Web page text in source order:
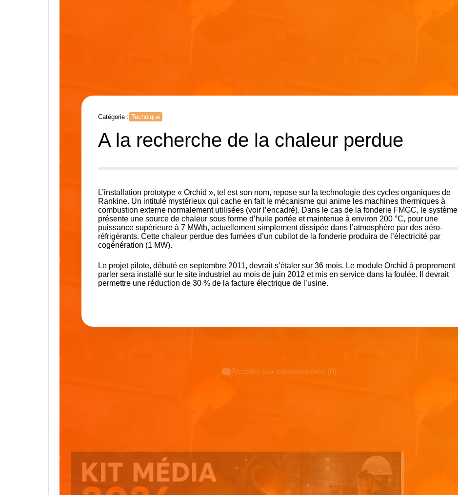
Catégorie : Technique
A la recherche de la chaleur perdue
L’installation prototype « Orchid », tel est son nom, repose sur la technologie des cycles organiques de
Rankine. Un intitulé mystérieux qui cache en fait le mécanisme qui anime les machines thermiques à
combustion externe normalement utilisées (voir l’encadré). Dans le cas de la fonderie FMGC, le système
présente une source de chaleur sous forme d’huile portée et maintenue à environ 200 °C, pour une
puissance supérieure à 7 MWth, actuellement simplement dissipée dans l’atmosphère par des aéro-
réfrigérants. Cette chaleur perdue des fumées d’un cubilot de la fonderie produira de l’électricité par
cogénération (1 MW).
Le projet pilote, débuté en septembre 2011, devrait s’étaler sur 36 mois. Le module Orchid à proprement
parler sera installé sur le site industriel au mois de juin 2012 et mis en service dans la foulée. Il devrait
permettre une réduction de 30 % de la facture électrique de l’usine.
Accéder aux commentaires (0)